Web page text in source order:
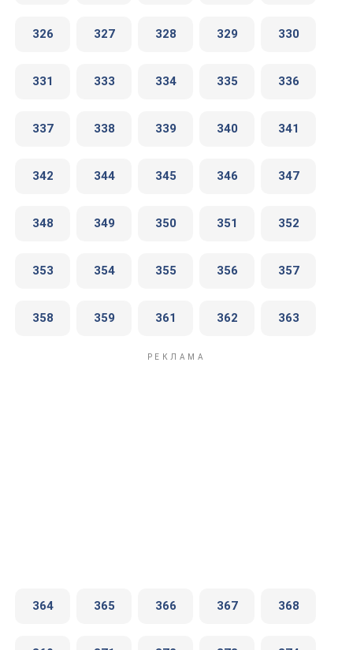
326 327 328 329 330
331 333 334 335 336
337 338 339 340 341
342 344 345 346 347
348 349 350 351 352
353 354 355 356 357
358 359 361 362 363
364 365 366 367 368